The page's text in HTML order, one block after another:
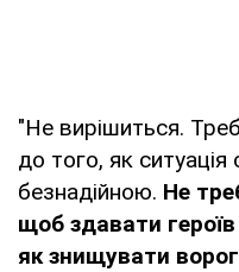
"Не вирішиться.
до того, як
безнадійною. Не
щоб здавати
як знищувати